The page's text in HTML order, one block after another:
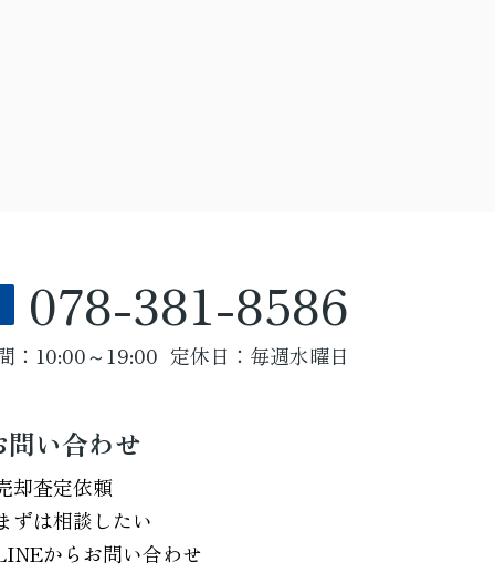
078-381-8586
：10:00～19:00 定休日：毎週水曜日
問い合わせ
却査定依頼
ずは相談したい
からお問い合わせ